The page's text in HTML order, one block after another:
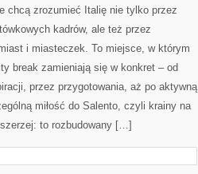
chcą zrozumieć Italię nie tylko przez
kadrów, ale też przez
i miasteczek. To miejsce, w którym
break zamieniają się w konkret – od
przez przygotowania, aż po aktywną
miłość do Salento, czyli krainy na
to rozbudowany […]